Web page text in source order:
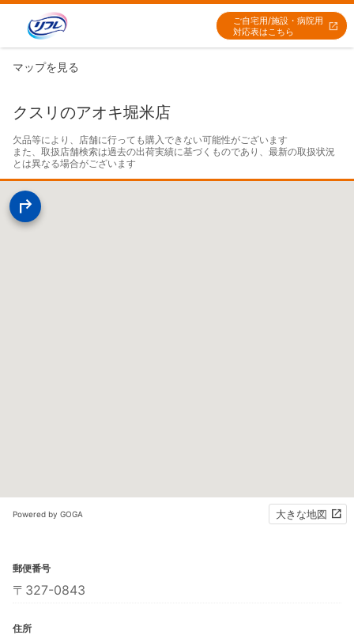
ご自宅用/施設・病院用
対応表はこちら
マップを見る
クスリのアオキ堀米店
欠品等により、店舗に行っても購入できない可能性がございます
また、取扱店舗検索は過去の出荷実績に基づくものであり、最新の取扱状況
とは異なる場合がございます
Powered by GOGA 大きな地図
郵便番号
〒327-0843
住所